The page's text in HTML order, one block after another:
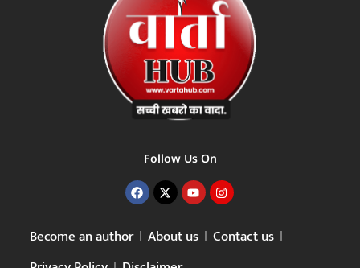
Follow Us On
Become an author About us
Contact us